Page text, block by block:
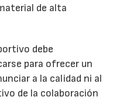
de alta
debe
para ofrecer un
a la calidad ni al
de la colaboración